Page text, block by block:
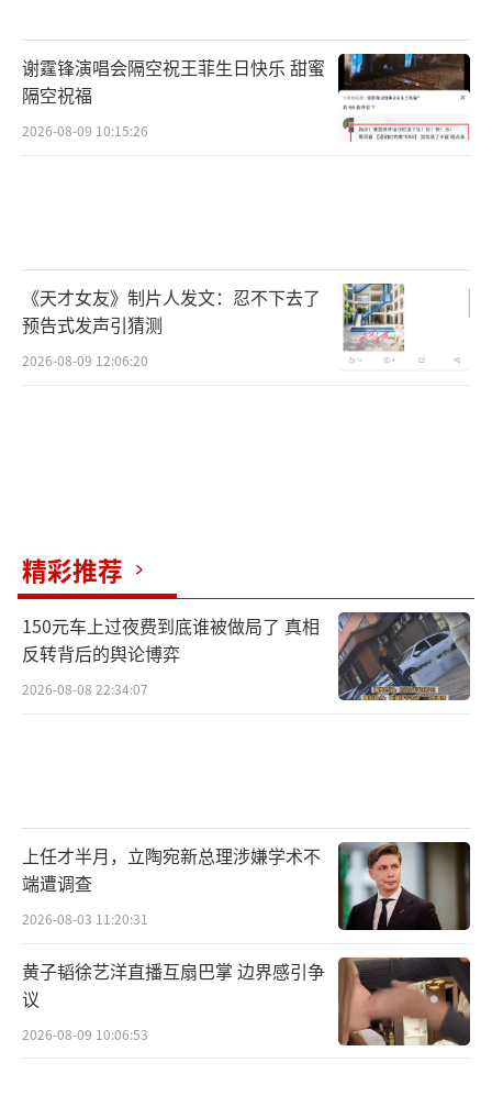
谢霆锋演唱会隔空祝王菲生日快乐 甜蜜
隔空祝福
2026-08-09 10:15:26
《天才女友》制片人发文：忍不下去了
预告式发声引猜测
2026-08-09 12:06:20
精彩推荐
150元车上过夜费到底谁被做局了 真相
反转背后的舆论博弈
2026-08-08 22:34:07
上任才半月，立陶宛新总理涉嫌学术不
端遭调查
2026-08-03 11:20:31
黄子韬徐艺洋直播互扇巴掌 边界感引争
议
2026-08-09 10:06:53